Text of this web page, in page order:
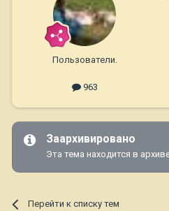
Пользователи.
963
Заархивировано
Эта тема находится в
Перейти к списку тем